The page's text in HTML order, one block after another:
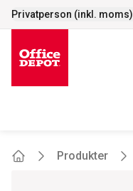
selector.vat
Privatperson (inkl. moms)
Produkter